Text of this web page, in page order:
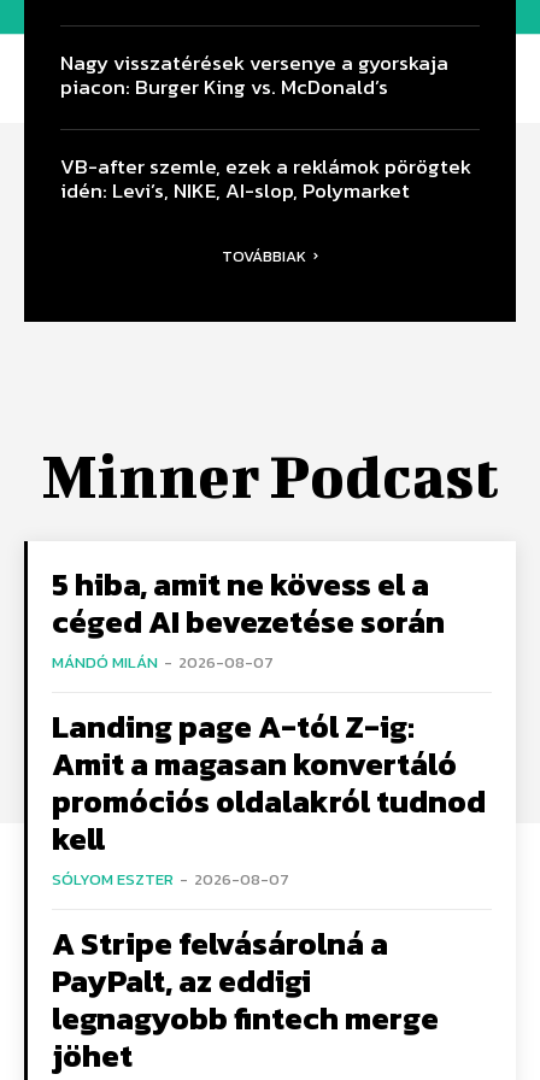
Nagy visszatérések versenye a gyorskaja
piacon: Burger King vs. McDonald’s
VB-after szemle, ezek a reklámok pörögtek
idén: Levi’s, NIKE, AI-slop, Polymarket
TOVÁBBIAK
Minner Podcast
5 hiba, amit ne kövess el a
céged AI bevezetése során
MÁNDÓ MILÁN - 2026-08-07
Landing page A-tól Z-ig:
Amit a magasan konvertáló
promóciós oldalakról tudnod
kell
SÓLYOM ESZTER - 2026-08-07
A Stripe felvásárolná a
PayPalt, az eddigi
legnagyobb fintech merge
jöhet